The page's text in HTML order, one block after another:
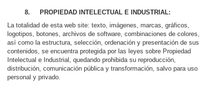
8. PROPIEDAD INTELECTUAL E INDUSTRIAL:
La totalidad de esta web site: texto, imágenes, marcas, gráficos,
logotipos, botones, archivos de software, combinaciones de colores,
así como la estructura, selección, ordenación y presentación de sus
contenidos, se encuentra protegida por las leyes sobre Propiedad
Intelectual e Industrial, quedando prohibida su reproducción,
distribución, comunicación pública y transformación, salvo para uso
personal y privado.